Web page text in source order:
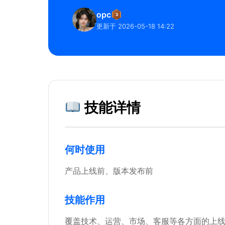
opc 3
更新于 2026-05-18 14:22
技能详情
何时使用
产品上线前、版本发布前
技能作用
覆盖技术、运营、市场、客服等各方面的上线